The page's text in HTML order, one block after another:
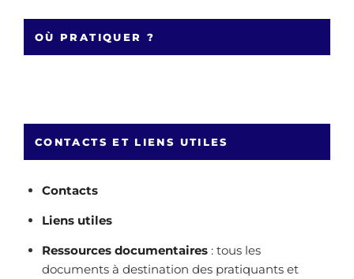
OÙ PRATIQUER ?
CONTACTS ET LIENS UTILES
Contacts
Liens utiles
Ressources documentaires : tous les
documents à destination des pratiquants et